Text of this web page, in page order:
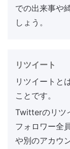
での出来事や
しょう。
リツイート
リツイートと
ことです。
Twitterのリツ
フォロワー全
や別のアカウ